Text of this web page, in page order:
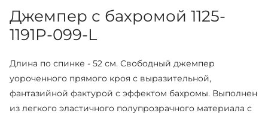
Джемпер с бахромой 1125-
1191P-099-L
Длина по спинке - 52 см. Свободный джемпер
уороченного прямого кроя с выразительной,
фантазийной фактурой с эффектом бахромы. Выполнен
из легкого эластичного полупрозрачного материала с